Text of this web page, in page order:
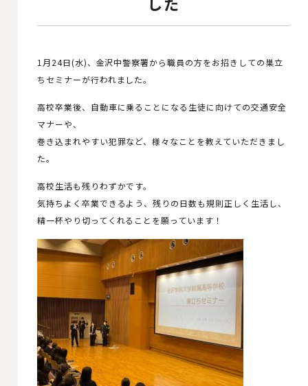
1月24日(水)、金沢中警察署から職員の方をお招きしての巣立
ちセミナーが行われました。
高校卒業後、自動車に乗ることになる生徒に向けての交通安全
マナーや、
巻き込まれやすい犯罪など、様々なことを教えていただきまし
た。
高校生活も残りわずかです。
気持ちよく卒業できるよう、残りの日数も規則正しく生活し、
精一杯やり切ってくれることを願っています！